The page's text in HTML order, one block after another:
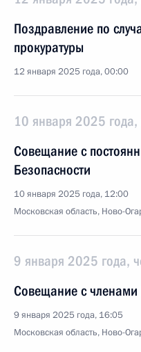
Поздравление по
прокуратуры
12 января 2025 года, 00:00
10 января 2025 года,
Совещание с
Безопасности
10 января 2025 года, 12:00
Московская область, Ново-
9 января 2025 года,
Совещание с членами
9 января 2025 года, 16:05
Московская область, Ново-